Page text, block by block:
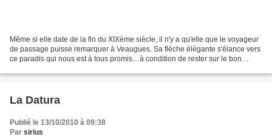
Même si elle date de la fin du XIXème siècle, il n'y a qu'elle que le voyageur
de passage puisse remarquer à Veaugues. Sa flèche élégante s'élance vers
ce paradis qui nous est à tous promis... à condition de rester sur le bon
La Datura
Publié le 13/10/2010 à 09:38
Par sirius